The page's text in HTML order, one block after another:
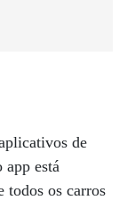
de
app está
todos os carros